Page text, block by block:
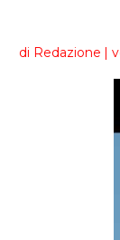
di Redazione |